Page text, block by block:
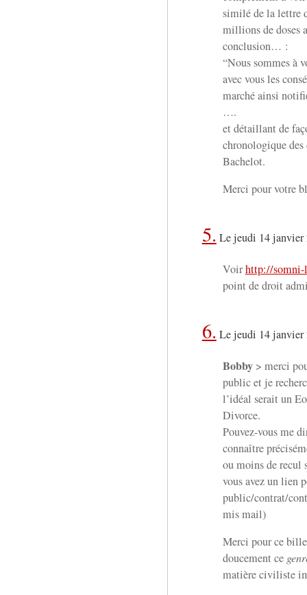
similé de la lettre
millions de doses
conclusion… :
“Nous sommes à
avec vous les
marché ainsi
….
et détaillant de
chronologique des
Bachelot.
Merci pour votre
5. Le jeudi 14 janvier
Voirhttp://
point de droit
6. Le jeudi 14 janvier
Bobby> merci
public et je
l’idéal serait un
Divorce.
Pouvez-vous me
connaître
ou moins de recul
vous avez un lien
public/contrat/
mis mail)
Merci pour ce
doucement ce
matière civiliste